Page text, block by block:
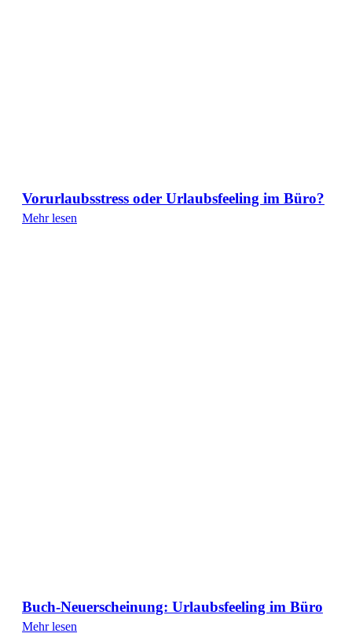
Vorurlaubsstress oder Urlaubsfeeling im Büro?
Mehr lesen
Buch-Neuerscheinung: Urlaubsfeeling im Büro
Mehr lesen